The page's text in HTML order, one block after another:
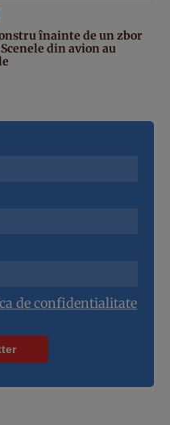
înainte de un zbor
din avion au
de confidentialitate